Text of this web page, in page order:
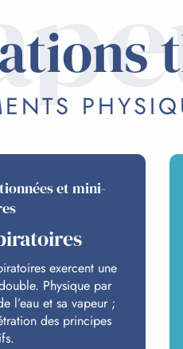
et mini-
exercent une
Physique par
l’eau et sa vapeur ;
des principes